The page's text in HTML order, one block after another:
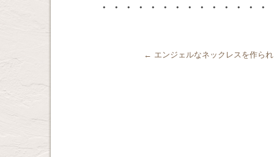
・・・・・・・・・・・・・・
← エンジェルなネックレスを作ら